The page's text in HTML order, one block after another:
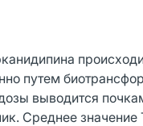
путем
выводится
Среднее значение